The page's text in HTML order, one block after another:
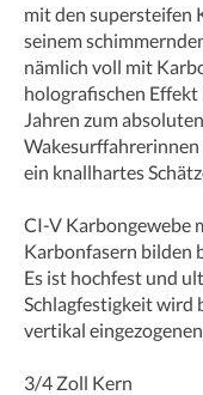
mit den supersteifen
seinem
nämlich voll mit
holografischen Effekt
Jahren zum
Wakesurffahrerinnen
ein knallhartes
CI-V Karbongewebe
Karbonfasern bilden
Es ist hochfest und
Schlagfestigkeit wird
vertikal
3/4 Zoll Kern